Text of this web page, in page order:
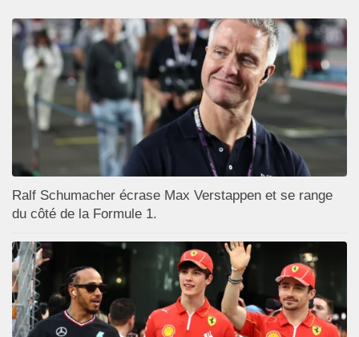
Ralf Schumacher écrase Max Verstappen et se range
du côté de la Formule 1.